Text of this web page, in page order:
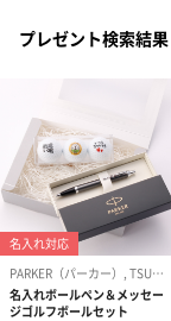
プレゼント検索結果